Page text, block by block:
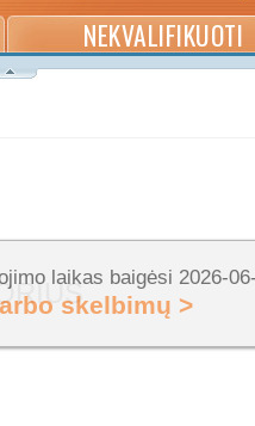
NEKVALIFIKUOTI
laikas baigėsi 2026-
skelbimų >